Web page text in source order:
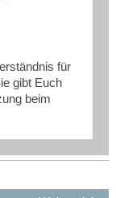
für
gibt Euch
beim